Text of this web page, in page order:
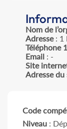
Nom de
Adresse: 1
Téléphone 1
Email: -
Site
Adresse du
Code
Niveau :